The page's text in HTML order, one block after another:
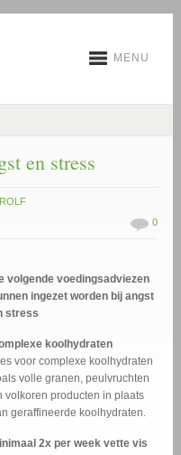
MENU
en stress
0
volgende voedingsadviezen
ingezet worden bij angst
stress
koolhydraten
voor complexe koolhydraten
volle granen, peulvruchten
volkoren producten in plaats
geraffineerde koolhydraten.
2x per week vette vis